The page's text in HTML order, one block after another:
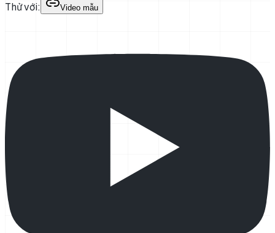
Thử với: Video mẫu